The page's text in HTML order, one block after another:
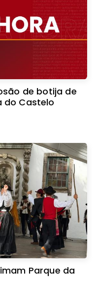
de botija de
do Castelo
Parque da